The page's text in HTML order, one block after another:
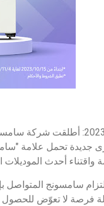
بغداد، العراق، 15 أكتوبر
جديدة تحمل علامة
واقتناء أحدث
سامسونج المتواصل
فرصة لا تعوّض